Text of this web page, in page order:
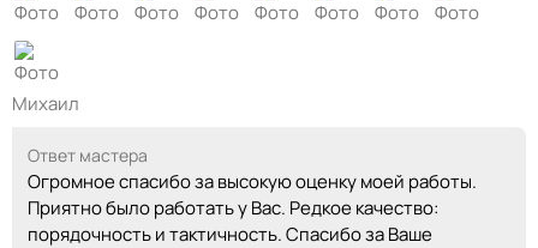
Михаил
Ответ мастера
Огромное спасибо за высокую оценку моей работы.
Приятно было работать у Вас. Редкое качество:
порядочность и тактичность. Спасибо за Ваше